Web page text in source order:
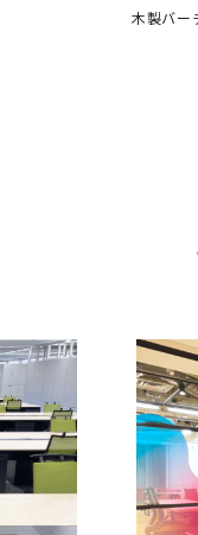
納をご提案しまし
木製バー